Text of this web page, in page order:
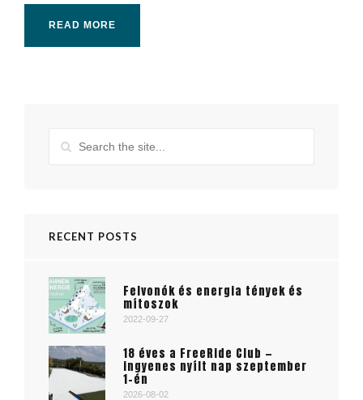
READ MORE
RECENT POSTS
Felvonók és energia tények és
mítoszok
2022-09-27
18 éves a FreeRide Club —
ingyenes nyílt nap szeptember
1-én
2026-08-02